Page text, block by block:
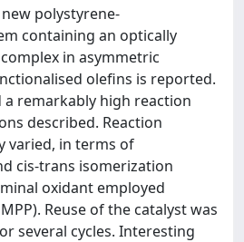
polystyrene-
containing an optically
in asymmetric
olefins is reported.
a remarkably high reaction
described. Reaction
varied, in terms of
cis-trans isomerization
oxidant employed
Reuse of the catalyst was
several cycles. Interesting